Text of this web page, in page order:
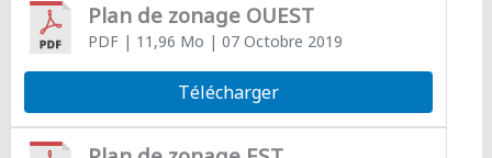
Plan de zonage OUEST
PDF| 11,96 Mo | 07 Octobre 2019
Télécharger